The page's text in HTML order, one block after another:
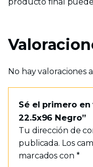
No hay valoraciones
Sé el primero en
22.5x96 Negro”
Tu dirección de
publicada. Los
marcados con *